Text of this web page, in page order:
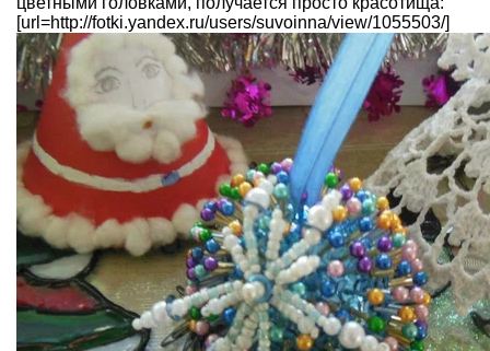
[url=http://fotki.yandex.ru/users/suvoinna/view/1055503/]